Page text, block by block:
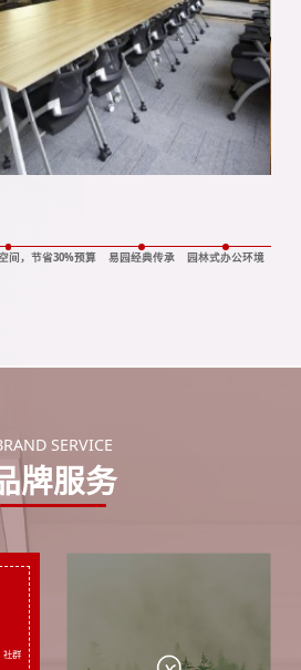
间，节省30%预算 易园经典传承 园林式办公环境
SERVICE
牌服务
社群